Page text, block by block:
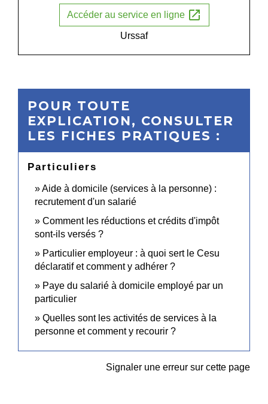
Accéder au service en ligne open_in_new
Urssaf
POUR TOUTE
EXPLICATION, CONSULTER
LES FICHES PRATIQUES :
Particuliers
Aide à domicile (services à la personne) :
recrutement d'un salarié
Comment les réductions et crédits d'impôt
sont-ils versés ?
Particulier employeur : à quoi sert le Cesu
déclaratif et comment y adhérer ?
Paye du salarié à domicile employé par un
particulier
Quelles sont les activités de services à la
personne et comment y recourir ?
Signaler une erreur sur cette page